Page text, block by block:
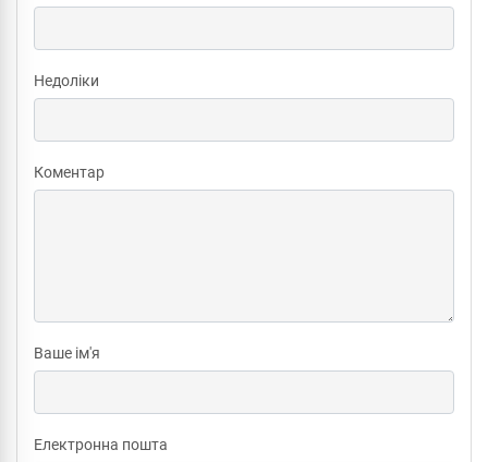
Недоліки
Коментар
Ваше ім'я
Електронна пошта